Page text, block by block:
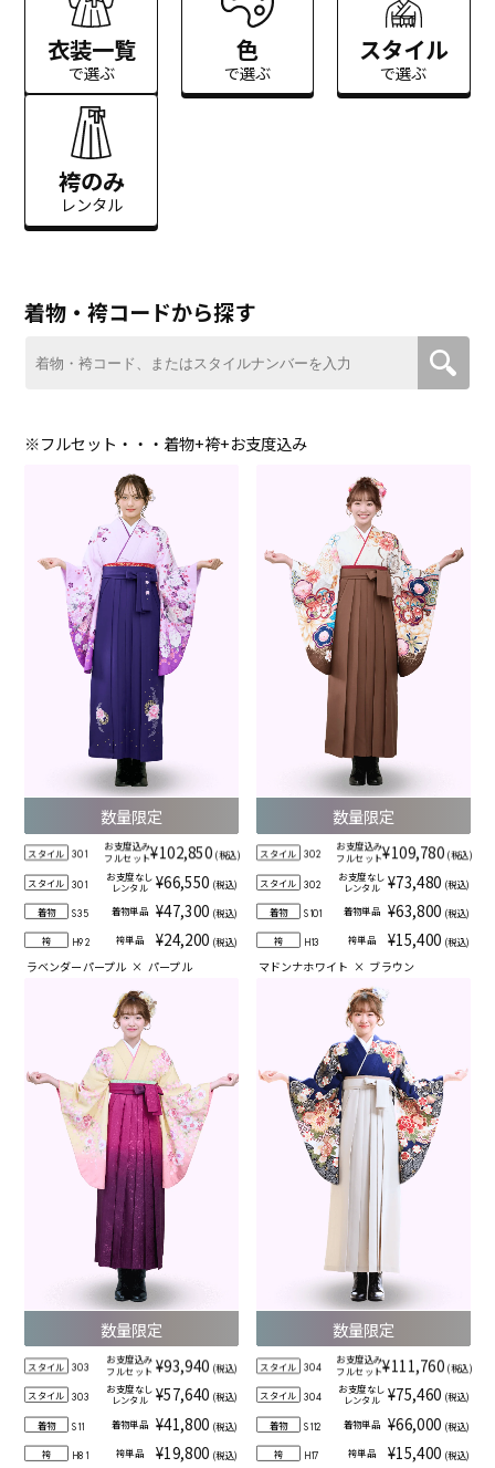
衣装一覧
で選ぶ
色
で選ぶ
スタイル
で選ぶ
袴のみ
レンタル
着物・袴コードから探す
※フルセット・・・着物+袴+お支度込み
数量限定
スタイル 301
お支度込み
フルセット¥102,850 (税込)
スタイル 301
お支度なし
レンタル
¥66,550 (税込)
着物 S35 着物単品 ¥47,300 (税込)
袴 H92 袴単品 ¥24,200 (税込)
ラベンダーパープル × パープル
数量限定
スタイル 302
お支度込み
フルセット¥109,780 (税込)
スタイル 302
お支度なし
レンタル ¥73,480 (税込)
着物 S101 着物単品 ¥63,800 (税込)
袴 H13 袴単品 ¥15,400 (税込)
マドンナホワイト × ブラウン
数量限定
スタイル 303
お支度込み
フルセット ¥93,940 (税込)
スタイル 303
お支度なし
レンタル
¥57,640 (税込)
着物 S11 着物単品 ¥41,800 (税込)
袴 H81 袴単品 ¥19,800 (税込)
数量限定
スタイル 304
お支度込み
フルセット¥111,760 (税込)
スタイル 304
お支度なし
レンタル ¥75,460 (税込)
着物 S112 着物単品 ¥66,000 (税込)
袴 H17 袴単品 ¥15,400 (税込)